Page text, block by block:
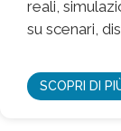
reali,
su scenari,
SCOPRI DI